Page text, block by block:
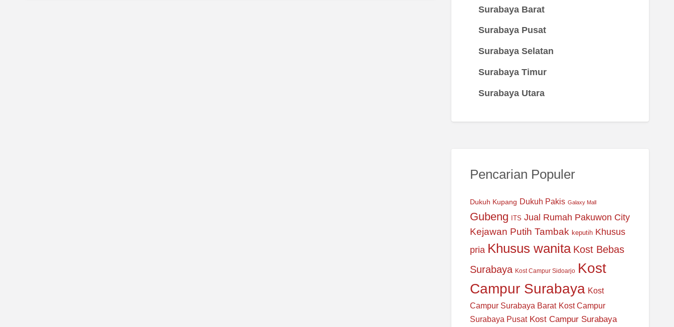
Surabaya Barat
Surabaya Pusat
Surabaya Selatan
Surabaya Timur
Surabaya Utara
Pencarian Populer
Dukuh Kupang Dukuh Pakis Galaxy Mall
Gubeng ITS Jual Rumah Pakuwon City
Kejawan Putih Tambak keputih Khusus
pria Khusus wanita Kost Bebas
Surabaya Kost Campur Sidoarjo Kost
Campur Surabaya Kost
Campur Surabaya Barat Kost Campur
Surabaya Pusat Kost Campur Surabaya